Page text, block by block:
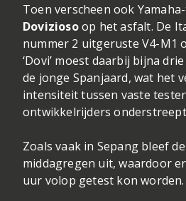
Toen verscheen ook
Doviziosoop het asfalt. De
nummer 2 uitgeruste V4-M1
‘Dovi’ moest daarbij bijna
de jonge Spanjaard, wat het
intensiteit tussen vaste
ontwikkelrijders
Zoals vaak in Sepang bleef
middagregen uit, waardoor
uur volop getest kon worden.